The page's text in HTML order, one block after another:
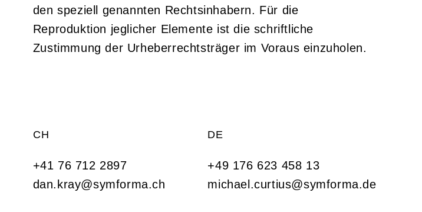
den speziell genannten Rechtsinhabern. Für die
Reproduktion jeglicher Elemente ist die schriftliche
Zustimmung der Urheberrechtsträger im Voraus einzuholen.
CH
+41 76 712 2897
dan.kray@symforma.ch
DE
+49 176 623 458 13‬
michael.curtius@symforma.de